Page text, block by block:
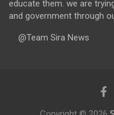
educate them. we are
and government through
@Team Sira News